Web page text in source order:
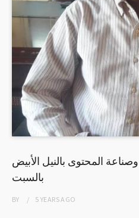
المحتوى بالنيل الأبيض
بالسبت
BY 5 YEARSAGO